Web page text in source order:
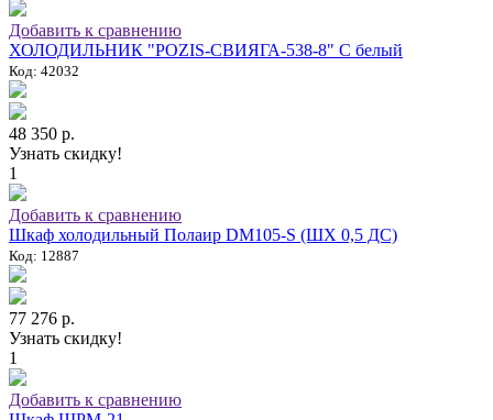
Добавить к сравнению
ХОЛОДИЛЬНИК "POZIS-СВИЯГА-538-8" C белый
Код: 42032
48 350 р.
Узнать скидку!
1
Добавить к сравнению
Шкаф холодильный Полаир DM105-S (ШХ 0,5 ДС)
Код: 12887
77 276 р.
Узнать скидку!
1
Добавить к сравнению